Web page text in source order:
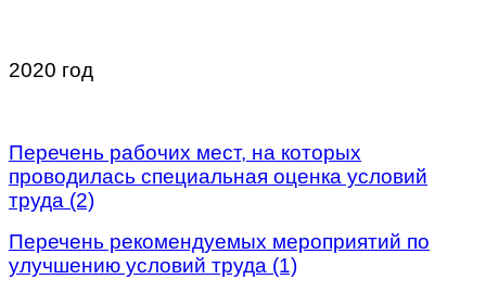
2020 год
Перечень рабочих мест, на которых
проводилась специальная оценка условий
труда (2)
Перечень рекомендуемых мероприятий по
улучшению условий труда (1)